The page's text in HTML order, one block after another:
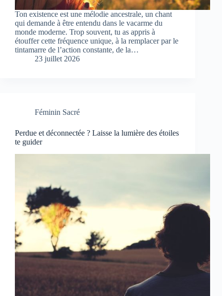
Ton existence est une mélodie ancestrale, un chant
qui demande à être entendu dans le vacarme du
monde moderne. Trop souvent, tu as appris à
étouffer cette fréquence unique, à la remplacer par le
tintamarre de l’action constante, de la…
23 juillet 2026
Féminin Sacré
Perdue et déconnectée ? Laisse la lumière des étoiles
te guider